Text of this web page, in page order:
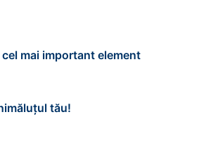
mai important element
tău!